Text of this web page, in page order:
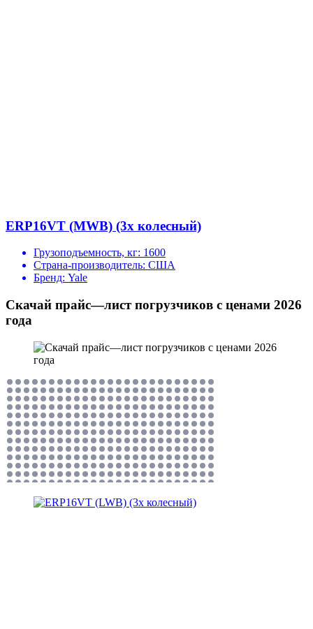
ERP16VT (MWB) (3х колесный)
Грузоподъемность, кг: 1600
Страна-производитель: США
Бренд: Yale
Скачай прайс—лист погрузчиков с ценами 2026
года